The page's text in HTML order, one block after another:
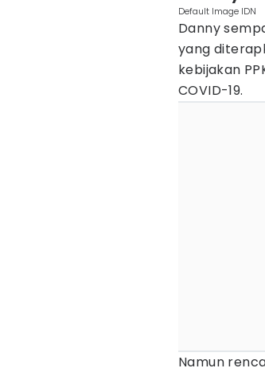
Default Image IDN
Danny
yang
kebijakan
COVID-19.
Namun